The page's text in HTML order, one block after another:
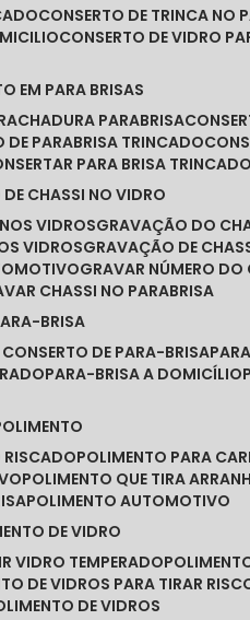
CONSERTO DE TRINCA NO
CONSERTO DE VIDRO
EM PARA BRISAS
RACHADURA PARABRISA
DE PARABRISA TRINCADO
PARA BRISA TRINCADO
DE CHASSI NO VIDRO
VIDROS
GRAVAÇÃO DO
VIDROS
GRAVAÇÃO DE
GRAVAR NÚMERO
CHASSI NO PARABRISA
PARA-BRISA
CONSERTO DE PARA-BRISA
PARA-BRISA A DOMICÍLIO
POLIMENTO
RISCADO POLIMENTO PARA
POLIMENTO QUE TIRA
POLIMENTO AUTOMOTIVO
DE VIDRO
VIDRO TEMPERADO
DE VIDROS PARA TIRAR
DE VIDROS